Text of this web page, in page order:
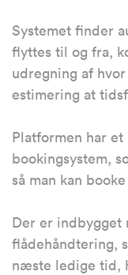
Systemet finder
flyttes til og fra,
udregning af
estimering at
Platformen har
bookingsystem,
så man kan
Der er indbygget
flådehåndtering,
næste ledige tid,